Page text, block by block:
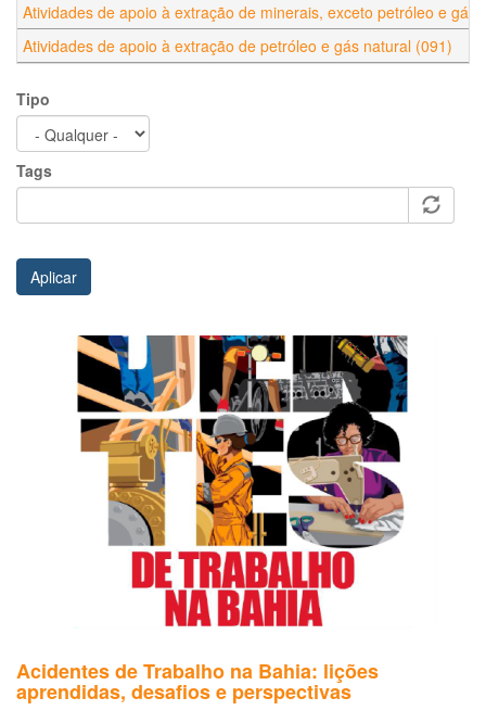
Atividades de apoio à extração de minerais, exceto petróleo e gás
Atividades de apoio à extração de petróleo e gás natural (091)
Tipo
Tags
Aplicar
Acidentes de Trabalho na Bahia: lições
aprendidas, desafios e perspectivas